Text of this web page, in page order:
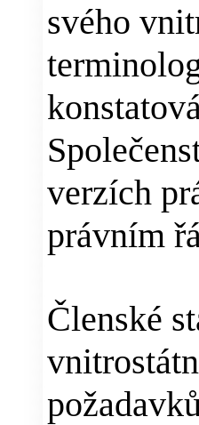
svého
verzích
právním
Členské